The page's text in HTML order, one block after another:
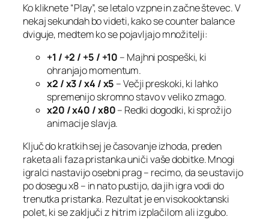
Ko kliknete “Play”, se letalo vzpne in začne števec. V
nekaj sekundah bo videti, kako se counter balance
dviguje, medtem ko se pojavljajo množitelji:
+1 / +2 / +5 / +10 – Majhni pospeški, ki
ohranjajo momentum.
x2 / x3 / x4 / x5 – Večji preskoki, ki lahko
spremenijo skromno stavo v veliko zmago.
x20 / x40 / x80– Redki dogodki, ki sprožijo
animacije slavja.
Ključ do kratkih sej je časovanje izhoda, preden
raketa ali faza pristanka uniči vaše dobitke. Mnogi
igralci nastavijo osebni prag – recimo, da se ustavijo
po dosegu x8 – in nato pustijo, da jih igra vodi do
trenutka pristanka. Rezultat je en visokooktanski
polet, ki se zaključi z hitrim izplačilom ali izgubo.